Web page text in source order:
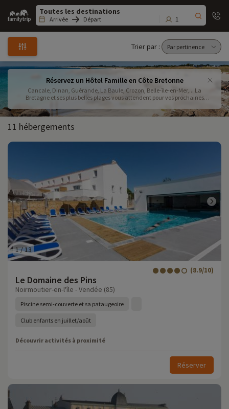
Family
trip
Arrivée Départ 1
Trier par :
Réservez un Hôtel Famille en Côte Bretonne
Cancale, Dinan, Guérande, La Baule, Crozon, Belle-île-en-Mer,... La
Bretagne et ses plus belles plages vous attendent pour vos prochaines
clubs sélectionnés par Familytrip pour des vacances en famille réussies
11 hébergements
1/13
Le Domaine des Pins
(8.9/10)
Noirmoutier-en-l'île - Vendée (85)
Piscine semi-couverte et sa pataugeoire
Club enfants en juillet/août
Découvrir activités à proximité
Réserver